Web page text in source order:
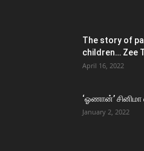
The story of
children… Zee
April 16, 2022
‘ஓணான்’
January 2, 2022